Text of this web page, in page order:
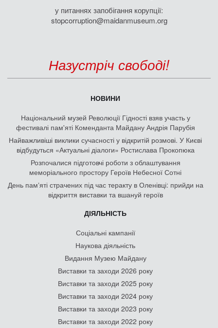
у питаннях запобігання корупції:
stopcorruption@maidanmuseum.org
Назустріч свободі!
НОВИНИ
Національний музей Революції Гідності взяв участь у
фестивалі пам'яті Коменданта Майдану Андрія Парубія
Найважливіші виклики сучасності у відкритій розмові. У Києві
відбудуться «Актуальні діалоги» Ростислава Прокопюка
Розпочалися підготовчі роботи з облаштування
меморіального простору Героїв Небесної Сотні
День памʼяті страчених під час теракту в Оленівці: прийди на
відкриття виставки та вшануй героїв
ДІЯЛЬНІСТЬ
Соціальні кампанії
Наукова діяльність
Видання Музею Майдану
Виставки та заходи 2026 року
Виставки та заходи 2025 року
Виставки та заходи 2024 року
Виставки та заходи 2023 року
Виставки та заходи 2022 року